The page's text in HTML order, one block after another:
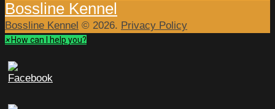
Bossline Kennel
Bossline Kennel © 2026. Privacy Policy
× How can I help you?